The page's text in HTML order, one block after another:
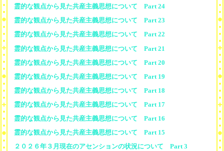
霊的な観点から見た共産主義思想について Part 24
霊的な観点から見た共産主義思想について Part 23
霊的な観点から見た共産主義思想について Part 22
霊的な観点から見た共産主義思想について Part 21
霊的な観点から見た共産主義思想について Part 20
霊的な観点から見た共産主義思想について Part 19
霊的な観点から見た共産主義思想について Part 18
霊的な観点から見た共産主義思想について Part 17
霊的な観点から見た共産主義思想について Part 16
霊的な観点から見た共産主義思想について Part 15
２０２６年３月現在のアセンションの状況について Part 3